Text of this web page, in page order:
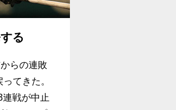
る
らの連敗
てきた。
連戦が中止